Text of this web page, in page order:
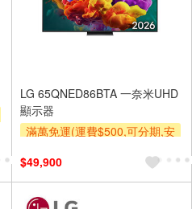
LG 65QNED86BTA 一奈米UHD
顯示器
滿萬免運(運費$500,可分期,安
及使用6期以上分期0利率,需付
基本安裝運費)
贈壁掛架
下單贈
$49,900